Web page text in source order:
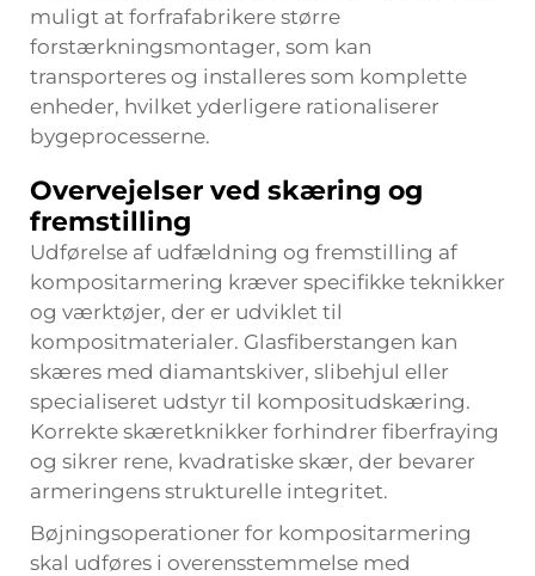
muligt at forfrafabrikere større
forstærkningsmontager, som kan
transporteres og installeres som komplette
enheder, hvilket yderligere rationaliserer
bygeprocesserne.
Overvejelser ved skæring og
fremstilling
Udførelse af udfældning og fremstilling af
kompositarmering kræver specifikke teknikker
og værktøjer, der er udviklet til
kompositmaterialer. Glasfiberstangen kan
skæres med diamantskiver, slibehjul eller
specialiseret udstyr til kompositudskæring.
Korrekte skæretknikker forhindrer fiberfraying
og sikrer rene, kvadratiske skær, der bevarer
armeringens strukturelle integritet.
Bøjningsoperationer for kompositarmering
skal udføres i overensstemmelse med